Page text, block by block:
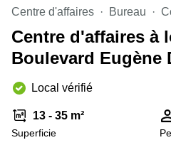
Strasbourg
d'affaires
Toulouse
Toulouse
Coworking
Nice
Centre d'affaires Bureau
Centre d'affaires à
Boulevard Eugène
Local vérifié
13 - 35 m²
Superficie